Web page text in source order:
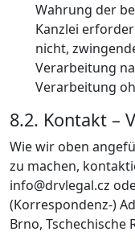
Wahrung der
Kanzlei
nicht,
Verarbeitung
Verarbeitung
8.2. Kontakt –
Wie wir oben
zu machen,
info@drvlegal.cz
(Korrespondenz-)
Brno, Tschechische